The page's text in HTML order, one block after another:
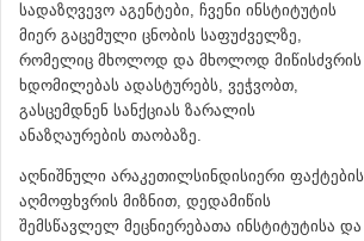
სადაზღვევო აგენტები, ჩვენი ინსტიტუტის
მიერ გაცემული ცნობის საფუძველზე,
რომელიც მხოლოდ და მხოლოდ მიწისძვრის
ხდომილებას ადასტურებს, ვეჭვობთ,
გასცემდნენ სანქციას ზარალის
ანაზღაურების თაობაზე.
აღნიშნული არაკეთილსინდისიერი ფაქტების
აღმოფხვრის მიზნით, დედამიწის
შემსწავლელ მეცნიერებათა ინსტიტუტისა და